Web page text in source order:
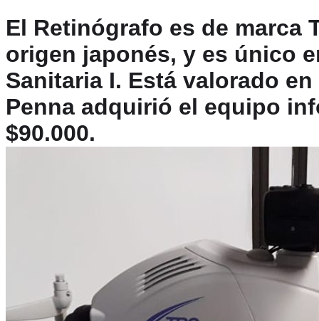
El Retinógrafo es de marca
origen japonés, y es único
Sanitaria I. Está valorado
Penna adquirió el equipo
$90.000.